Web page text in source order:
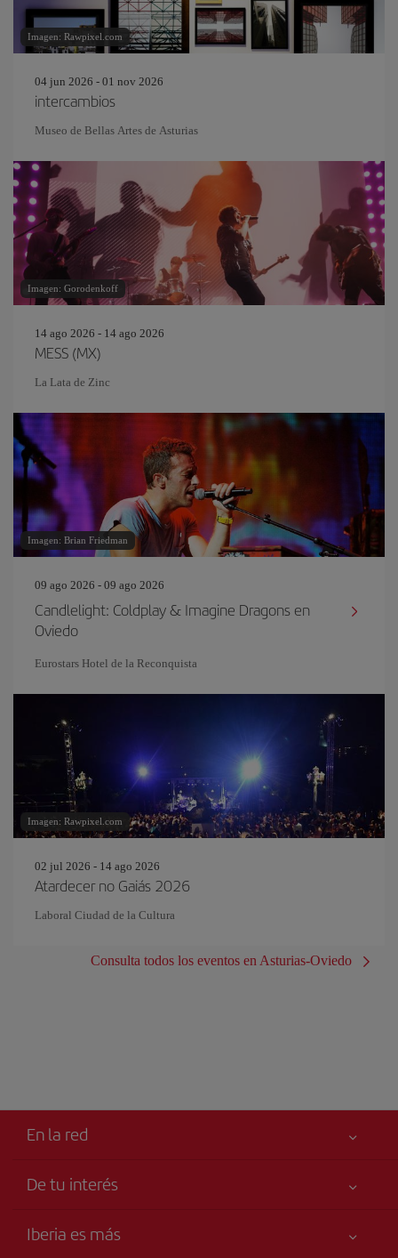
Imagen: Rawpixel.com
04 jun 2026 - 01 nov 2026
intercambios
Museo de Bellas Artes de Asturias
Imagen: Gorodenkoff
14 ago 2026 - 14 ago 2026
MESS (MX)
La Lata de Zinc
Imagen: Brian Friedman
09 ago 2026 - 09 ago 2026
Candlelight: Coldplay & Imagine Dragons en
Oviedo
Eurostars Hotel de la Reconquista
Imagen: Rawpixel.com
02 jul 2026 - 14 ago 2026
Atardecer no Gaiás 2026
Laboral Ciudad de la Cultura
Consulta todos los eventos en Asturias-Oviedo
En la red
De tu interés
Accesibilidad
Iberia es más